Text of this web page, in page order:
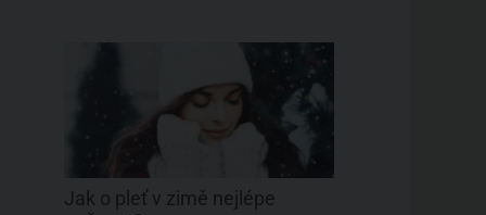
Jak o pleť v zimě nejlépe